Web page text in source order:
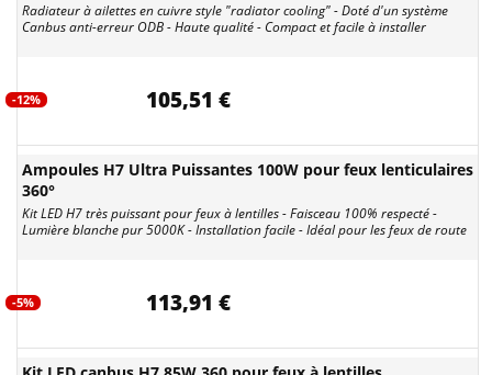
Radiateur à ailettes en cuivre style "radiator cooling" - Doté d'un système
Canbus anti-erreur ODB - Haute qualité - Compact et facile à installer
-12% 105,51 €
Ampoules H7 Ultra Puissantes 100W pour feux lenticulaires
360°
Kit LED H7 très puissant pour feux à lentilles - Faisceau 100% respecté -
Lumière blanche pur 5000K - Installation facile - Idéal pour les feux de route
-5% 113,91 €